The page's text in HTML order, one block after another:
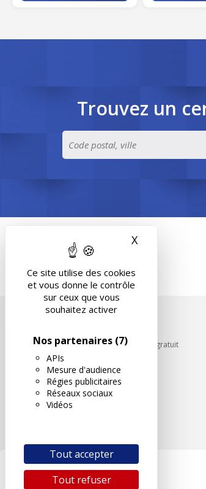
Ce site utilise des cookies
et vous donne le contrôle
sur ceux que vous
souhaitez activer
Nos partenaires (7)
APIs
Mesure d'audience
Régies publicitaires
Réseaux sociaux
Vidéos
Tout accepter
Tout refuser
X
Trouvez un
Rappel contrôle technique gratuit
Partenariats/Remises
Liens utiles
Contact
Plan du site